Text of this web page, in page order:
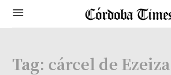
Tag: cárcel de Ezeiza